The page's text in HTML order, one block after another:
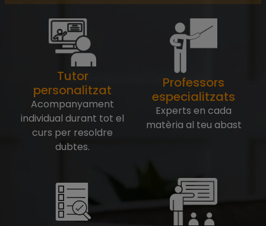
Tutor
personalitzat
Acompanyament
individual durant tot el
curs per resoldre
dubtes.
Professors
especialitzats
Experts en cada
matèria al teu abast